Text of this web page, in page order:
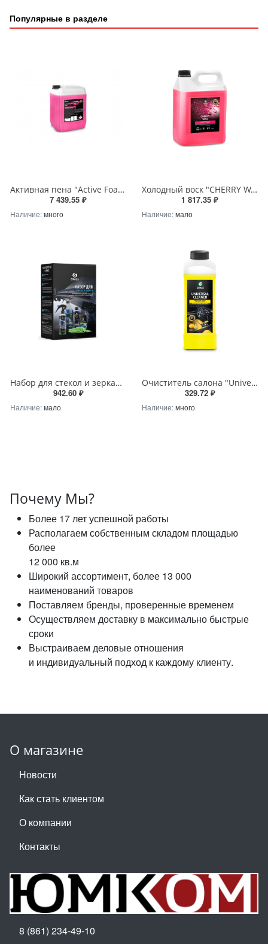
Популярные в разделе
Активная пена "Active Foam Pink" GRASS (канистра 23,5 кг)
7 439.55 ₽
Наличие:много
Холодный воск "CHERRY WAX" защищающий, Grass концентрат 5кг, 138101
1 817.35 ₽
Наличие:мало
Набор для стекол и зеркал Grass, 800626
942.60 ₽
Наличие:мало
Очиститель салона "Universal cleaner" Grass 1 л 112100
329.72 ₽
Наличие:много
Почему Мы?
Более 17 лет успешной работы
Располагаем собственным складом площадью
более
12 000 кв.м
Широкий ассортимент, более 13 000
наименований товаров
Поставляем бренды, проверенные временем
Осуществляем доставку в максимально быстрые
сроки
Выстраиваем деловые отношения
и индивидуальный подход к каждому клиенту.
О магазине
Новости
Как стать клиентом
О компании
Контакты
8 (861) 234-49-10